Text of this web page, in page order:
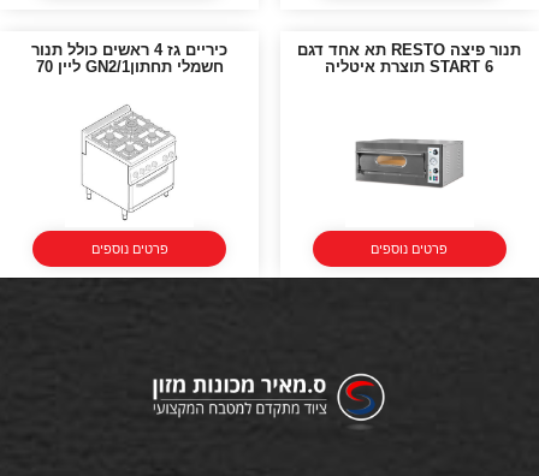
תנור פיצה RESTO תא אחד דגם
START 6 תוצרת איטליה
פרטים נוספים
כיריים גז 4 ראשים כולל תנור
חשמלי תחתוןGN2/1 ליין 70
פרטים נוספים